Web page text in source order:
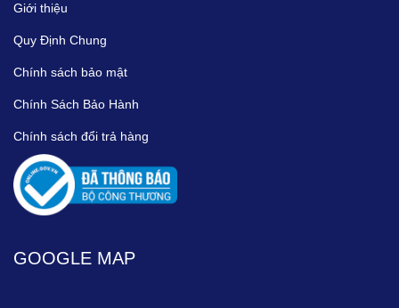
Giới thiệu
Quy Định Chung
Chính sách bảo mật
Chính Sách Bảo Hành
Chính sách đổi trả hàng
GOOGLE MAP